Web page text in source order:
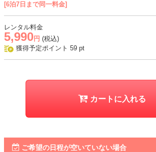
[6泊7日まで同一料金]
レンタル料金
5,990 円 (税込)
獲得予定ポイント 59 pt
カートに入れる
ご希望の日程が空いていない場合